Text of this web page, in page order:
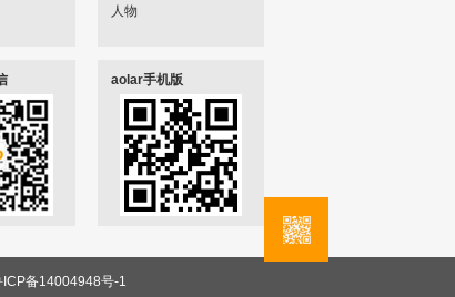
人物
aolar手机版
ICP备14004948号-1